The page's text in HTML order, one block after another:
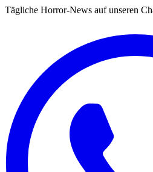
Tägliche Horror-News auf unseren